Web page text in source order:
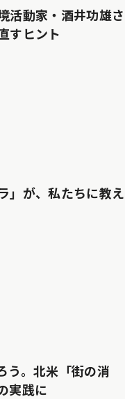
活動家・酒井功雄さ
すヒント
」が、私たちに教え
う。北米「街の消
実践に